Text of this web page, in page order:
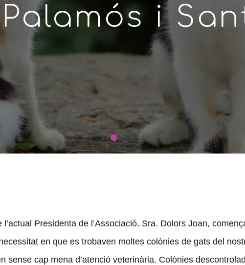
Presidenta de l’Associació, Sra. Dolors Joan,
en que es trobaven moltes colònies de gats del
sense cap mena d’atenció veterinària. Colònies